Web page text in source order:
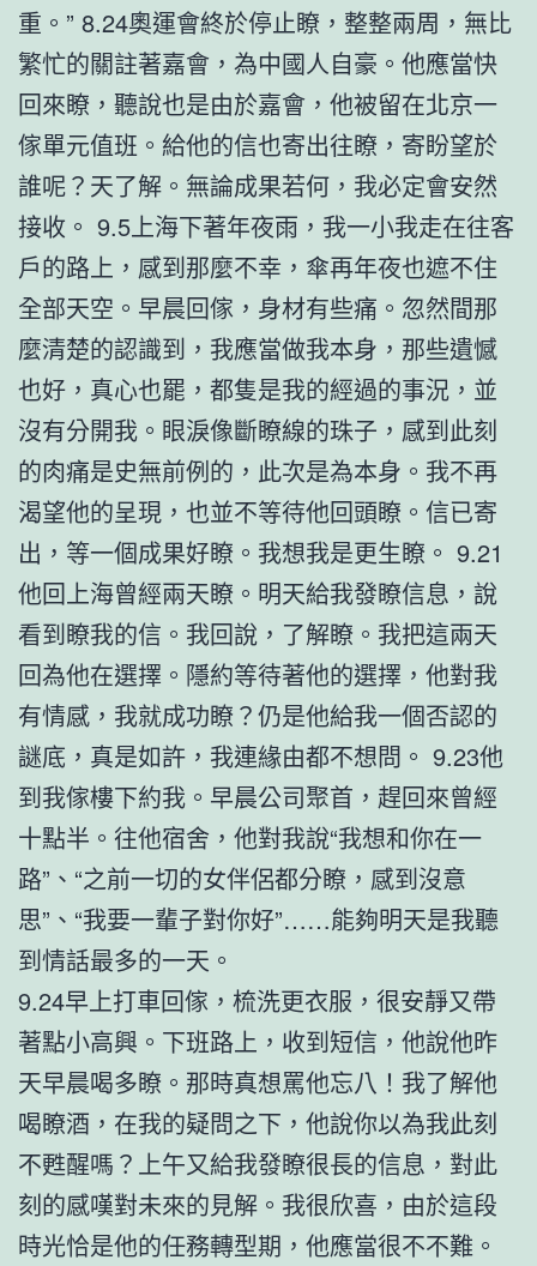
重。” 8.24奧運會終於停止瞭，整整兩周，無比
繁忙的關註著嘉會，為中國人自豪。他應當快
回來瞭，聽說也是由於嘉會，他被留在北京一
傢單元值班。給他的信也寄出往瞭，寄盼望於
誰呢？天了解。無論成果若何，我必定會安然
接收。 9.5上海下著年夜雨，我一小我走在往客
戶的路上，感到那麼不幸，傘再年夜也遮不住
全部天空。早晨回傢，身材有些痛。忽然間那
麼清楚的認識到，我應當做我本身，那些遺憾
也好，真心也罷，都隻是我的經過的事況，並
沒有分開我。眼淚像斷瞭線的珠子，感到此刻
的肉痛是史無前例的，此次是為本身。我不再
渴望他的呈現，也並不等待他回頭瞭。信已寄
出，等一個成果好瞭。我想我是更生瞭。 9.21
他回上海曾經兩天瞭。明天給我發瞭信息，說
看到瞭我的信。我回說，了解瞭。我把這兩天
回為他在選擇。隱約等待著他的選擇，他對我
有情感，我就成功瞭？仍是他給我一個否認的
謎底，真是如許，我連緣由都不想問。 9.23他
到我傢樓下約我。早晨公司聚首，趕回來曾經
十點半。往他宿舍，他對我說“我想和你在一
路”、“之前一切的女伴侶都分瞭，感到沒意
思”、“我要一輩子對你好”……能夠明天是我聽
到情話最多的一天。
9.24早上打車回傢，梳洗更衣服，很安靜又帶
著點小高興。下班路上，收到短信，他說他昨
天早晨喝多瞭。那時真想罵他忘八！我了解他
喝瞭酒，在我的疑問之下，他說你以為我此刻
不甦醒嗎？上午又給我發瞭很長的信息，對此
刻的感嘆對未來的見解。我很欣喜，由於這段
時光恰是他的任務轉型期，他應當很不不難。